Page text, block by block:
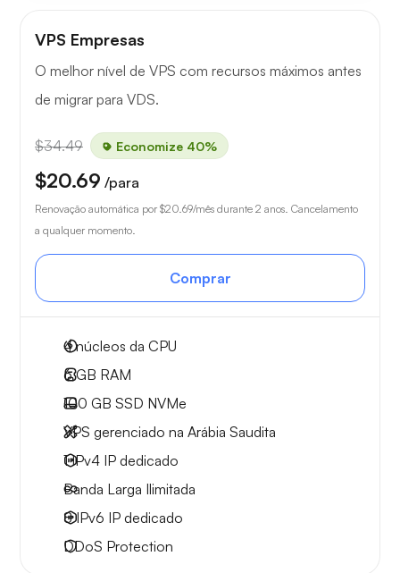
VPS Empresas
O melhor nível de VPS com recursos máximos antes
de migrar para VDS.
$34.49 Economize 40%
$20.69 /para
Renovação automática por $20.69/mês durante 2 anos. Cancelamento
a qualquer momento.
Comprar
4núcleos da CPU
6 GB RAM
100 GB SSD NVMe
VPS gerenciado na Arábia Saudita
1 IPv4 IP dedicado
Banda Larga Ilimitada
8 IPv6 IP dedicado
DDoS Protection